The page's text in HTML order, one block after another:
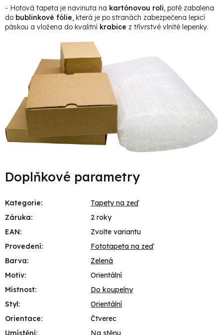
- Hotová tapeta je navinuta na kartónovou roli, poté zabalena
do bublinkové fólie, která je po stranách zabezpečena lepicí
páskou a vložena do kvalitní krabice z třívrstvé vlnité lepenky.
Doplňkové parametry
Kategorie:
Tapety na zeď
Záruka:
2 roky
EAN:
Zvolte variantu
Provedení:
Fototapeta na zeď
Barva:
Zelená
Motiv:
Orientální
Místnost:
Do koupelny
Styl:
Orientální
Orientace:
Čtverec
Umístění:
Na stěnu